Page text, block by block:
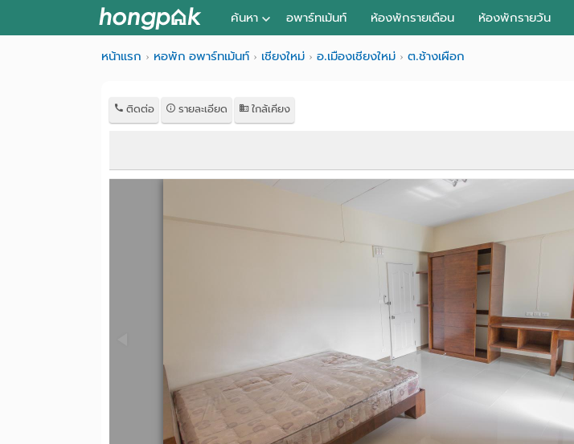
ค้นหา
หอพัก ใกล้ฉัน
อพาร์ทเม้นท์ ห้องพักรายเดือน ห้องพักรายวัน
หน้าแรก หอพัก อพาร์ทเม้นท์ เชียงใหม่ อ.เมืองเชียงใหม่ ต.ช้างเผือก
ติดต่อ รายละเอียด ใกล้เคียง